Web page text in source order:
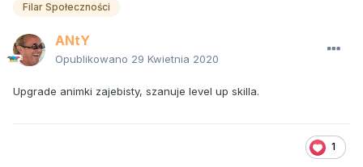
Filar Społeczności
ANtY
Opublikowano 29 Kwietnia 2020
Upgrade animki zajebisty, szanuje level up skilla.
1